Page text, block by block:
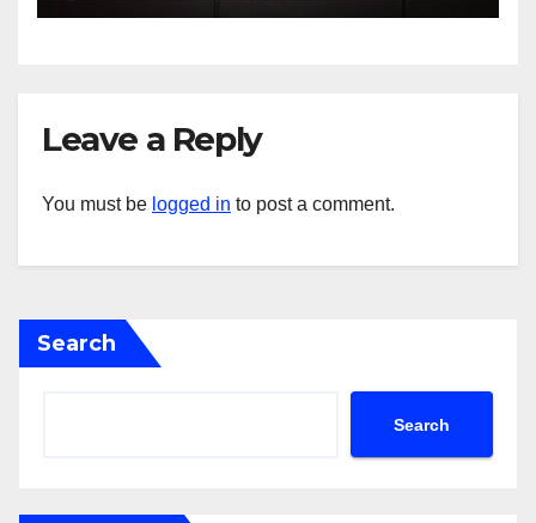
Leave a Reply
You must be logged in to post a comment.
Search
Search